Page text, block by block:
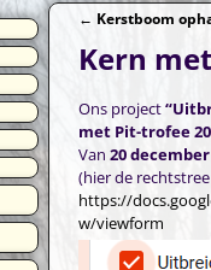
← Kerstboom
Kern
Ons project
met Pit-trofee
Van 20
(hier de
https://
w/viewform